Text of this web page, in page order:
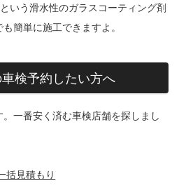
という滑水性のガラスコーティング剤
簡単に施工できますよ。
検予約したい方へ
一番安く済む車検店舗を探しまし
括見積もり